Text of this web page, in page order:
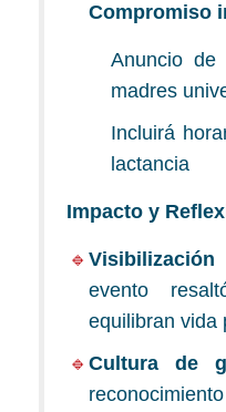
Compromiso
Anuncio
madres
Incluirá
lactancia
Impacto y
evento
equilibran vida
Cultura de